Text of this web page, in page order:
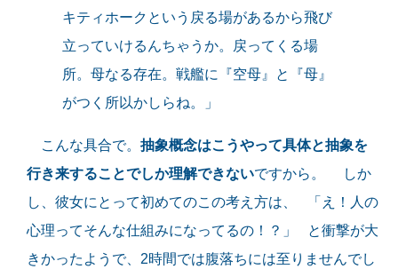
キティホークという戻る場があるから飛び
立っていけるんちゃうか。戻ってくる場
所。母なる存在。戦艦に『空母』と『母』
がつく所以かしらね。」
こんな具合で。 抽象概念はこうやって具体と抽象を
行き来することでしか理解できないですから。 しか
し、彼女にとって初めてのこの考え方は、 「え！人の
心理ってそんな仕組みになってるの！？」 と衝撃が大
きかったようで、2時間では腹落ちには至りませんでし